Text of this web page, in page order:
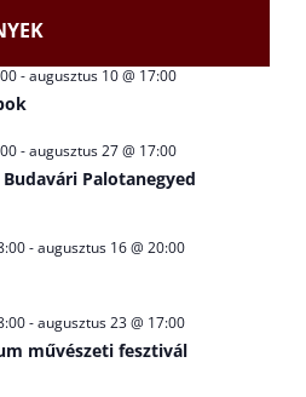
-augusztus 10 @ 17:00
-augusztus 27 @ 17:00
Palotanegyed
-augusztus 16 @ 20:00
-augusztus 23 @ 17:00
művészeti fesztivál